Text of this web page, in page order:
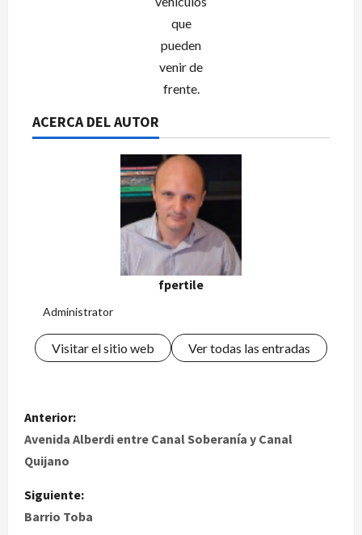
que
pueden
venir de
frente.
ACERCA DEL AUTOR
fpertile
Administrator
Visitar el sitio web Ver todas las entradas
Anterior:
Avenida Alberdi entre Canal Soberanía y Canal
Quijano
Siguiente:
Barrio Toba